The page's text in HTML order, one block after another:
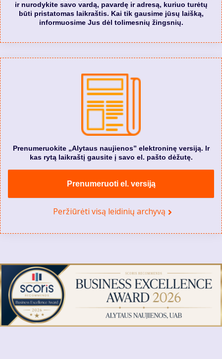
ir nurodykite savo vardą, pavardę ir adresą, kuriuo turėtų
būti pristatomas laikraštis. Kai tik gausime jūsų laišką,
informuosime Jus dėl tolimesnių žingsnių.
Prenumeruokite „Alytaus naujienos” elektroninę versiją. Ir
kas rytą laikraštį gausite į savo el. pašto dėžutę.
Prenumeruoti el. versiją
Peržiūrėti visą leidinių archyvą